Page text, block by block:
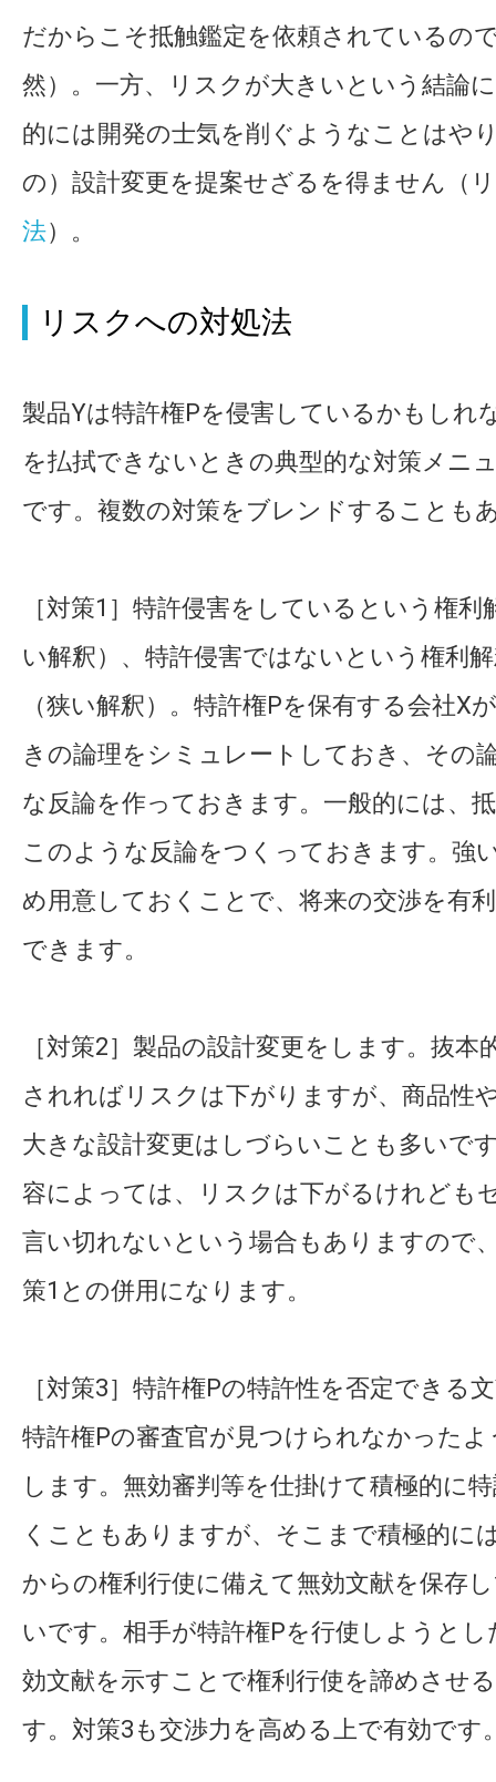
だからこそ抵触鑑定を依頼されているの
然）。一方、リスクが大きいという結論
的には開発の士気を削ぐようなことはや
の）設計変更を提案せざるを得ません（
法）。
リスクへの対処法
製品Yは特許権Pを侵害しているかもしれ
を払拭できないときの典型的な対策メニ
です。複数の対策をブレンドすることも
［対策1］特許侵害をしているという権
い解釈）、特許侵害ではないという権利
（狭い解釈）。特許権Pを保有する会社X
きの論理をシミュレートしておき、その
な反論を作っておきます。一般的には、
このような反論をつくっておきます。強
め用意しておくことで、将来の交渉を有
できます。
［対策2］製品の設計変更をします。抜本
されればリスクは下がりますが、商品性
大きな設計変更はしづらいことも多いで
容によっては、リスクは下がるけれども
言い切れないという場合もありますので
策1との併用になります。
［対策3］特許権Pの特許性を否定できる
特許権Pの審査官が見つけられなかった
します。無効審判等を仕掛けて積極的に
くこともありますが、そこまで積極的に
からの権利行使に備えて無効文献を保存
いです。相手が特許権Pを行使しようと
効文献を示すことで権利行使を諦めさせ
す。対策3も交渉力を高める上で有効です